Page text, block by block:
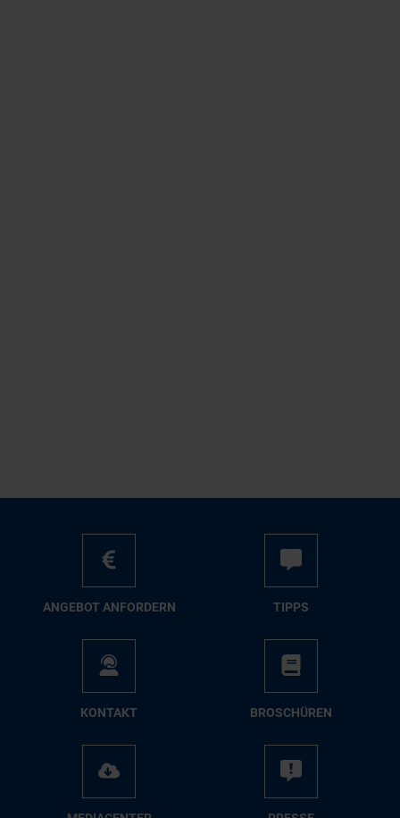
AN­GE­BOT AN­FOR­DERN TIPPS
KON­TAKT BRO­SCHÜ­REN